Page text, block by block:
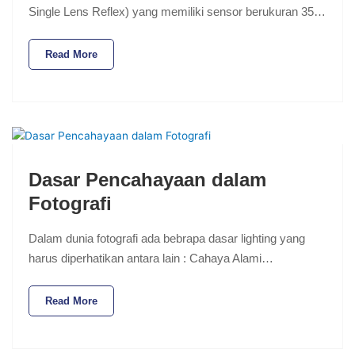
Single Lens Reflex) yang memiliki sensor berukuran 35…
Read More
Dasar Pencahayaan dalam
Fotografi
Dalam dunia fotografi ada bebrapa dasar lighting yang
harus diperhatikan antara lain : Cahaya Alami…
Read More